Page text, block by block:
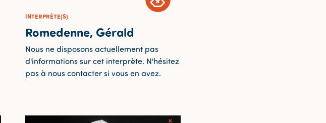
INTERPRÈTE(S)
Romedenne, Gérald
Nous ne disposons actuellement pas
d'informations sur cet interprète. N'hésitez
pas à nous contacter si vous en avez.